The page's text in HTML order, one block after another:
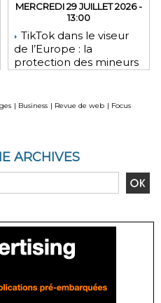
MERCREDI 29 JUILLET 2026 -
13:00
TikTok dans le viseur
de l’Europe : la
protection des mineurs
| Business | Revue de web | Focus
ARCHIVES